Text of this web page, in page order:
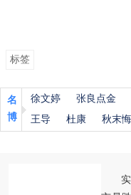
标签
名
博
徐文婷 张良点金
王导
杜康 秋末